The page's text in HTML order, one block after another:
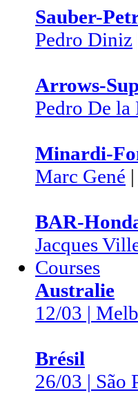
Sauber-
Pedro Diniz
Arrows-
Pedro De la
Minardi-
Marc Gené |
BAR-
Jacques
Courses
Australie
12/03 |
Brésil
26/03 | São